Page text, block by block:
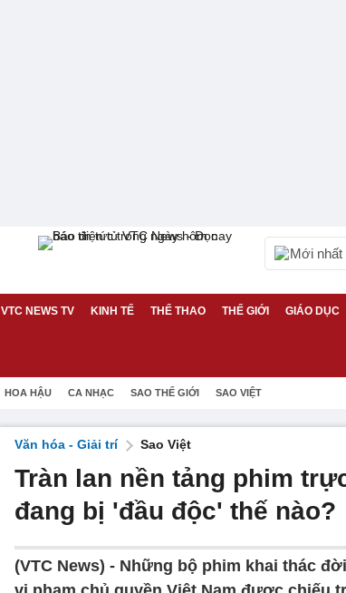
Mới nhất
VTC NEWS TV KINH TẾ THỂ THAO THẾ GIỚI GIÁO DỤC
HOA HẬU CA NHẠC SAO THẾ GIỚI SAO VIỆT
Văn hóa - Giải trí Sao Việt
Tràn lan nền tảng phim
đang bị 'đầu độc' thế nào?
(VTC News) - Những bộ phim khai thác